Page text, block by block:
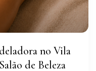
no Vila
de Beleza